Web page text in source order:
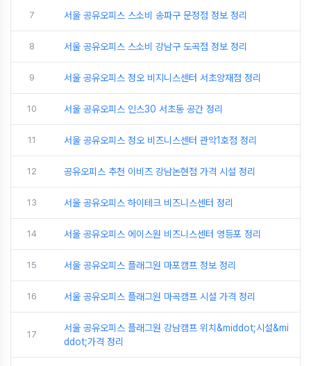
7 서울 공유오피스 스소비 송파구 문정점 정보 정리
8 서울 공유오피스 스소비 강남구 도곡점 정보 정리
9 서울 공유오피스 정오 비지니스센터 서초양재점 정리
10 서울 공유오피스 인스30 서초동 공간 정리
11 서울 공유오피스 정오 비즈니스센터 관악1호점 정리
12 공유오피스 추천 이비즈 강남논현점 가격 시설 정리
13 서울 공유오피스 하이테크 비즈니스센터 정리
14 서울 공유오피스 에이스원 비즈니스센터 영등포 정리
15 서울 공유오피스 플래그원 마포캠프 정보 정리
16 서울 공유오피스 플래그원 마곡캠프 시설 가격 정리
17
서울 공유오피스 플래그원 강남캠프 위치&middot;시설&mi
ddot;가격 정리